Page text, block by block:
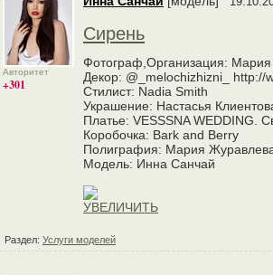
Авторитет
+301
Сирень
Фотограф,Организация:
Декор: @_melochizhizni_ http://
Стилист: Nadia Smith
Украшение: Настасья
Платье: VESSSNA WEDDING.
Коробочка: Bark and Berry
Полиграфия: Мария
Модель: Инна Санчай
Раздел: Услуги моделей